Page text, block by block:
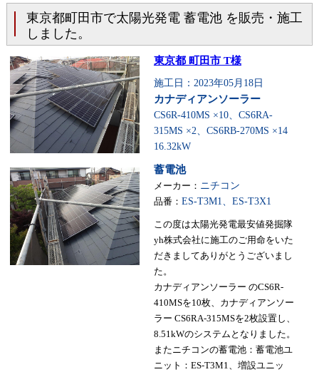
東京都町田市で太陽光発電 蓄電池 を販売・施工
しました。
東京都 町田市 T様
施工日：2023年05月18日
カナディアンソーラー
CS6R-410MS ×10、CS6RA-
315MS ×2、CS6RB-270MS ×14
16.32kW
蓄電池
メーカー： ニチコン
品番： ES-T3M1、ES-T3X1
この度は太陽光発電最安値発掘隊
yh株式会社に施工のご用命をいた
だきましてありがとうございまし
た。
カナディアンソーラー のCS6R-
410MSを10枚、カナディアンソー
ラー CS6RA-315MSを2枚設置し、
8.51kWのシステムとなりました。
またニチコンの蓄電池：蓄電池ユ
ニット：ES-T3M1、増設ユニッ